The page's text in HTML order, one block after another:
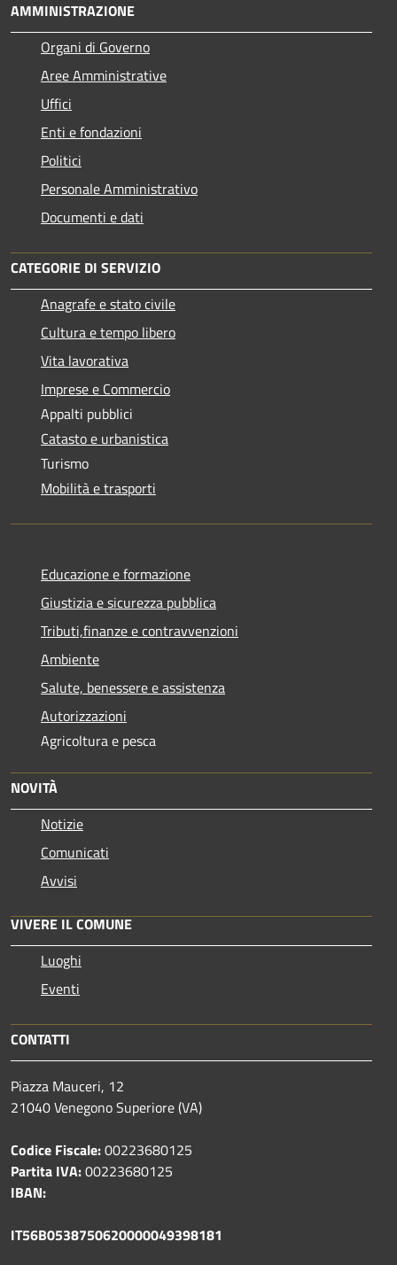
AMMINISTRAZIONE
Organi di Governo
Aree Amministrative
Uffici
Enti e fondazioni
Politici
Personale Amministrativo
Documenti e dati
CATEGORIE DI SERVIZIO
Anagrafe e stato civile
Cultura e tempo libero
Vita lavorativa
Imprese e Commercio
Appalti pubblici
Catasto e urbanistica
Turismo
Mobilità e trasporti
Educazione e formazione
Giustizia e sicurezza pubblica
Tributi,finanze e contravvenzioni
Ambiente
Salute, benessere e assistenza
Autorizzazioni
Agricoltura e pesca
NOVITÀ
Notizie
Comunicati
Avvisi
VIVERE IL COMUNE
Luoghi
Eventi
CONTATTI
Piazza Mauceri, 12
21040 Venegono Superiore (VA)
Codice Fiscale:00223680125
Partita IVA:00223680125
IBAN:
IT56B0538750620000049398181